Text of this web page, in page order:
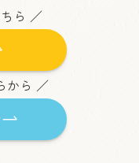
ら ／
から ／